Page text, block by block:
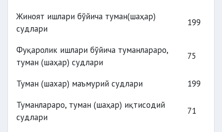
судлари
судлари
Жиноят ишлари бўйича туман(шаҳар)
судлари
199
Фуқаролик ишлари бўйича туманлараро,
туман (шаҳар) судлари
75
Туман (шахар) маъмурий судлари
199
Туманлараро, туман (шаҳар) иқтисодий
судлари
71